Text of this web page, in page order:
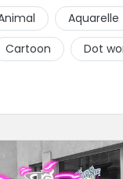
à tous les
faire les bons
à 1000 %. Sans
l'échange,
travail personnalisé
d'ordre dans cet
Aquarelle
Cartoon
Dot